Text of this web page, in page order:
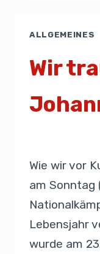
ALLGEMEINES
Wir
Wie wir vor
am Sonntag
Lebensjahr
wurde am